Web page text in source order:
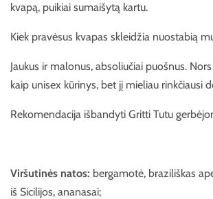
kvapą, puikiai sumaišytą kartu.
Kiek pravėsus kvapas skleidžia nuostabią
Jaukus ir malonus, absoliučiai puošnus.
kaip unisex kūrinys, bet jį mieliau rinkčiausi
Rekomendacija išbandyti Gritti Tutu
Viršutinės natos: bergamotė, braziliškas
iš Sicilijos, ananasai;